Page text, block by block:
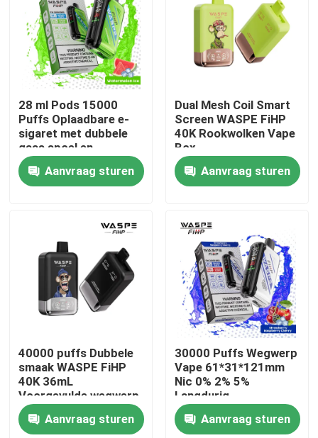
Huis
Producten
Video's
Fabrieksreis
Contacteer ons
Nieuws
28 ml Pods 15000
Puffs Oplaadbare e-
sigaret met dubbele
gaas spoel en
61*31*121mm
GrootteAanvraag sturen
Dual Mesh Coil Smart
Screen WASPE FiHP
40K Rookwolken Vape
Box
Aanvraag sturen
40000 puffs Dubbele
smaak WASPE FiHP
40K 36mL
Voorgevulde wegwerp
vape
Aanvraag sturen
30000 Puffs Wegwerp
Vape 61*31*121mm
Nic 0% 2% 5%
Langdurig
Aanvraag sturen